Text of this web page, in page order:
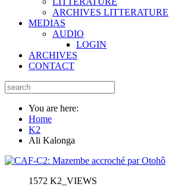
ARCHIVES LITTERATURE
MEDIAS
AUDIO
LOGIN
ARCHIVES
CONTACT
You are here:
Home
K2
Ali Kalonga
1572 K2_VIEWS